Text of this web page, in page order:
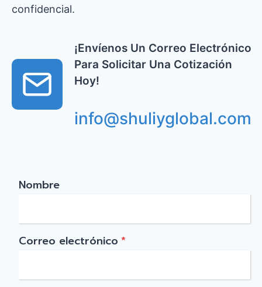
confidencial.
¡Envíenos Un Correo Electrónico
Para Solicitar Una Cotización
Hoy!
info@shuliyglobal.com
Nombre
Correo electrónico *